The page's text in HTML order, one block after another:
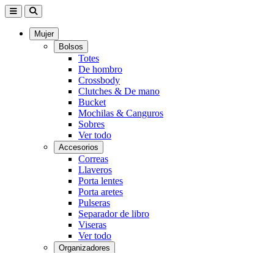
Mujer
Bolsos
Totes
De hombro
Crossbody
Clutches & De mano
Bucket
Mochilas & Canguros
Sobres
Ver todo
Accesorios
Correas
Llaveros
Porta lentes
Porta aretes
Pulseras
Separador de libro
Viseras
Ver todo
Organizadores